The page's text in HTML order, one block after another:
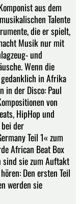
aus dem
Talente
die er spielt,
Musik nur mit
und
Wenn die
in Afrika
in der Disco: Paul
von
HipHop und
der
Teil 1« zum
African Beat Box
sind sie zum Auftakt
Den ersten Teil
werden sie